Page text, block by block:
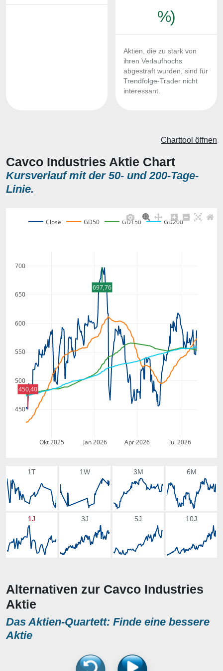
%)
Aktien, die zu stark von
ihren Verlaufhochs
abgestraft wurden, sind für
Trendfolge-Trader nicht
interessant.
Cavco Industries Aktie Chart
Kursverlauf mit der 50- und 200-Tage-
Linie.
Charttool öffnen
Okt 2025 Jan 2026 Apr 2026 Jul 2026
450
500
550
600
650
700
Close GD50 GD150 GD200
697,76
450,40
1T 1W 3M 6M
1J 3J 5J 10J
Alternativen zur Cavco Industries
Aktie
Das Aktien-Quartett: Finde eine bessere
Aktie